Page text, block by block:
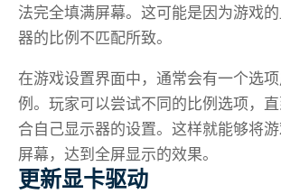
法完全填满屏幕。这可能是因为游戏
器的比例不匹配所致。
在游戏设置界面中，通常会有一个选
例。玩家可以尝试不同的比例选项，
合自己显示器的设置。这样就能够将
屏幕，达到全屏显示的效果。
更新显卡驱动